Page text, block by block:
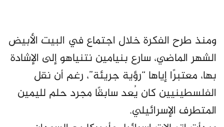
ومنذ طرح الفكرة خلال اجتماع في البيت الأبيض
الشهر الماضي، سارع بنيامين نتنياهو إلى الإشادة
بها، معتبرًا إياها “رؤية جريئة”، رغم أن نقل
الفلسطينيين كان يُعد سابقًا مجرد حلم لليمين
المتطرف الإسرائيلي.